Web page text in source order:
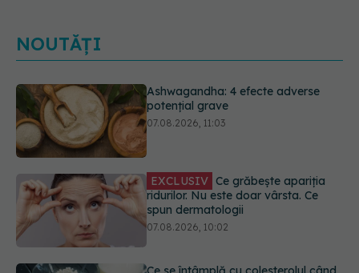
NOUTĂȚI
EXCLUSIV Ce grăbește apariția
ridurilor. Nu este doar vârsta. Ce
spun dermatologii
Ce se întâmplă cu colesterolul când
consumăm lactate integrale?
07.08.2026, 09:12